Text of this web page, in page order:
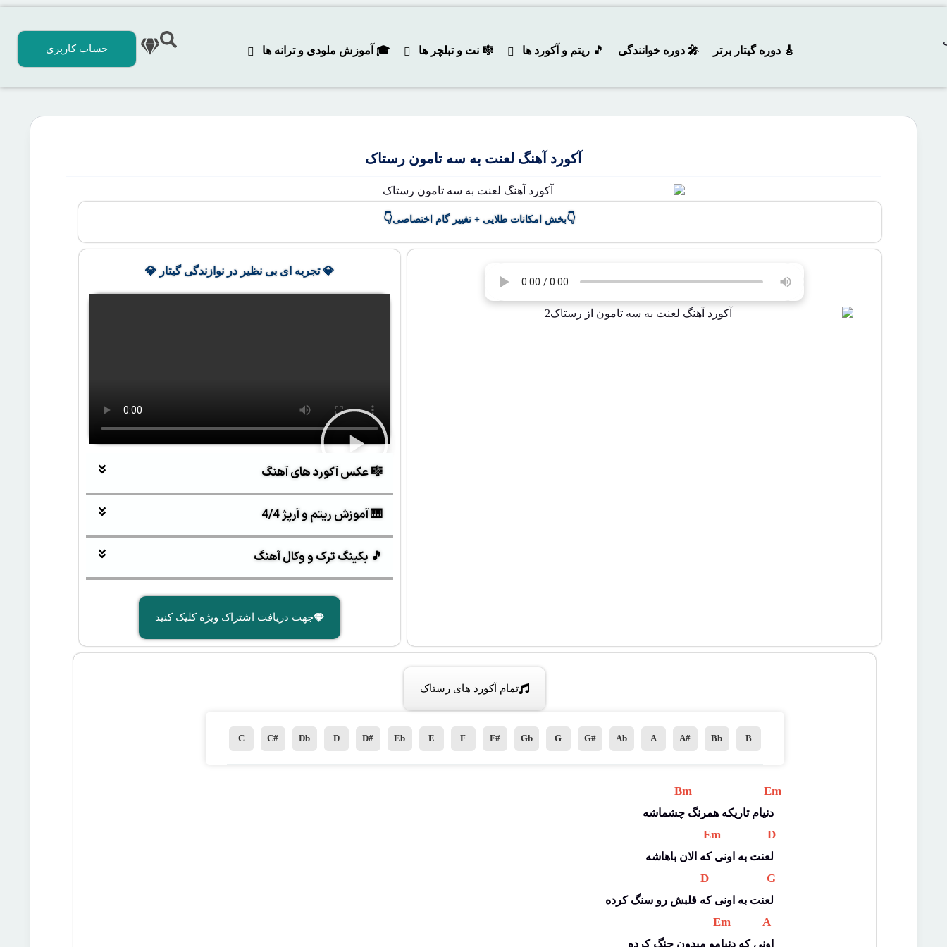
🎸 دوره‌ گیتار برتر 🎤 دوره خوانندگی 🎵 ریتم و آکورد ها 🎼 نت و تبلچر ها 🎓 آموزش ملودی و ترانه‌ ها حساب کاربری
آکورد آهنگ لعنت به سه تامون رستاک
👇بخش امکانات طلایی + تغییر گام اختصاصی👇
💎 تجربه ای بی نظیر در نوازندگی گیتار 💎
🎼 عکس آکورد های آهنگ
🎹 آموزش ریتم و آرپژ 4/4
🎵 بکینگ ترک و وکال آهنگ
جهت دریافت اشتراک ویژه کلیک کنید
تمام آکورد های رستاک
B
Bb
A#
A
Ab
G#
G
Gb
F#
F
E
Eb
D#
D
Db
C#
C
Bm Em
دنیام تاریکه همرنگ چشماشه
Em D
لعنت به اونی که الان باهاشه
D G
لعنت به اونی که قلبش رو سنگ کرده
Em A
اونی که دنیامو میدون جنگ کرده